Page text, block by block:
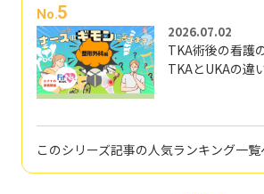
No.5
2026.07.02
TKA術後の看護
TKAとUKAの違
このシリーズ記事の人気ランキング一覧